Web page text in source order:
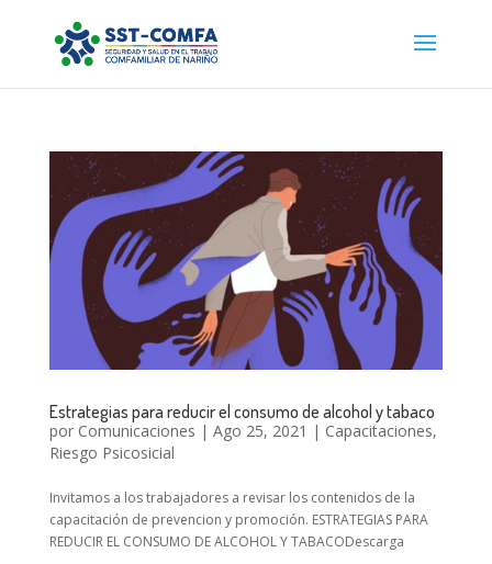
Estrategias para reducir el consumo de alcohol y tabaco
por Comunicaciones | Ago 25, 2021 | Capacitaciones,
Riesgo Psicosicial
Invitamos a los trabajadores a revisar los contenidos de la
capacitación de prevencion y promoción. ESTRATEGIAS PARA
REDUCIR EL CONSUMO DE ALCOHOL Y TABACODescarga